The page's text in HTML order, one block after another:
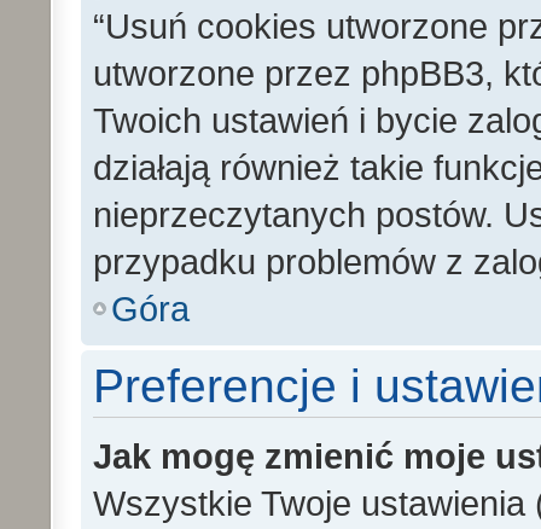
“Usuń cookies utworzone
utworzone przez phpBB3,
Twoich ustawień i bycie
działają również takie
nieprzeczytanych postów.
przypadku problemów z
Góra
Preferencje i
Jak mogę zmienić moje
Wszystkie Twoje